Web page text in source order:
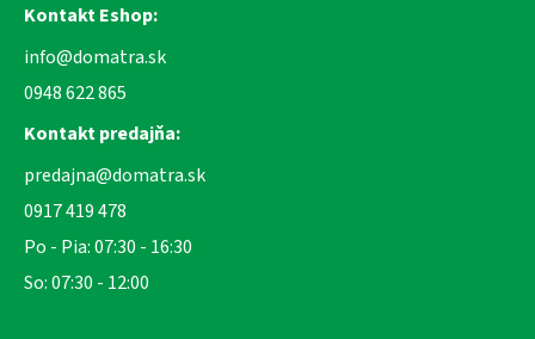
Kontakt Eshop:
info@domatra.sk
0948 622 865
Kontakt predajňa:
predajna@domatra.sk
0917 419 478
Po - Pia: 07:30 - 16:30
So: 07:30 - 12:00